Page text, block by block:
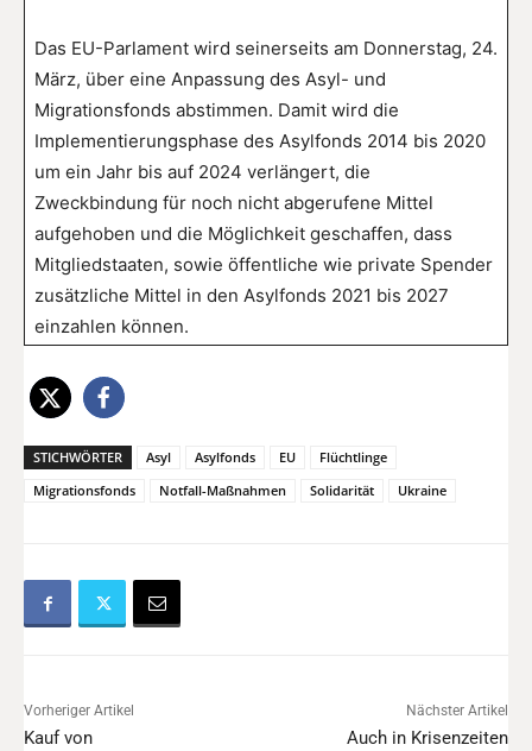
Das EU-Parlament wird seinerseits am Donnerstag, 24.
März, über eine Anpassung des Asyl- und
Migrationsfonds abstimmen. Damit wird die
Implementierungsphase des Asylfonds 2014 bis 2020
um ein Jahr bis auf 2024 verlängert, die
Zweckbindung für noch nicht abgerufene Mittel
aufgehoben und die Möglichkeit geschaffen, dass
Mitgliedstaaten, sowie öffentliche wie private Spender
zusätzliche Mittel in den Asylfonds 2021 bis 2027
einzahlen können.
STICHWÖRTER Asyl Asylfonds EU
Flüchtlinge
Migrationsfonds
Notfall-Maßnahmen Solidarität Ukraine
Vorheriger Artikel
Kauf von
Nächster Artikel
Auch in Krisenzeiten